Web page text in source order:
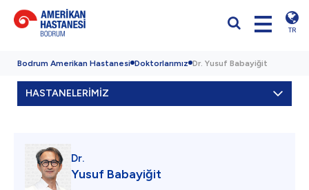
TR
Bodrum Amerikan Hastanesi Doktorlarımız Dr. Yusuf Babayiğit
HASTANELERİMİZ
Dr.
Yusuf Babayiğit